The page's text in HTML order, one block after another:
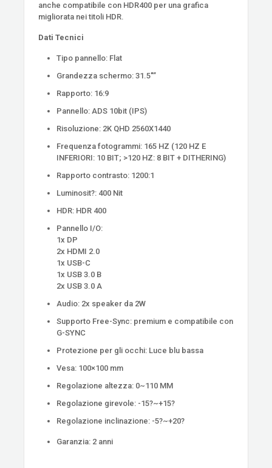
anche compatibile con HDR400 per una grafica
migliorata nei titoli HDR.
Dati Tecnici
Tipo pannello: Flat
Grandezza schermo: 31.5″”
Rapporto: 16:9
Pannello: ADS 10bit (IPS)
Risoluzione: 2K QHD 2560X1440
Frequenza fotogrammi: 165 HZ (120 HZ E
INFERIORI: 10 BIT; >120 HZ: 8 BIT + DITHERING)
Rapporto contrasto: 1200:1
Luminosit?: 400 Nit
HDR: HDR 400
Pannello I/O:
1x DP
2x HDMI 2.0
1x USB-C
1x USB 3.0 B
2x USB 3.0 A
Audio: 2x speaker da 2W
Supporto Free-Sync: premium e compatibile con
G-SYNC
Protezione per gli occhi: Luce blu bassa
Vesa: 100×100 mm
Regolazione altezza: 0~110 MM
Regolazione girevole: -15?~+15?
Regolazione inclinazione: -5?~+20?
Garanzia: 2 anni